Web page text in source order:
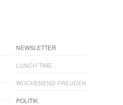
NEWSLETTER
LUNCH TIME
WOCHENEND-FREUDEN
POLITIK